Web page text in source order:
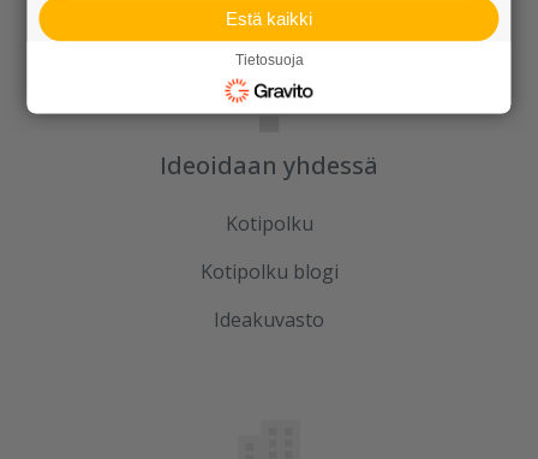
Ideoidaan yhdessä
Kotipolku
Kotipolku blogi
Ideakuvasto
Estä kaikki
Tietosuoja